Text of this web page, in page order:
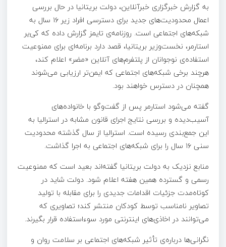
به گزارش خبرگزاری خبرآنلاین، دولت بریتانیا در حال بررسی
اعمال محدودیت‌های جدید برای دسترسی افراد زیر ۱۶ سال به
شبکه‌های اجتماعی است. روزنامه‌ی تایمز گزارش داده که کی‌یر
استارمر، نخست‌وزیر بریتانیا، قصد دارد برنامه‌ای برای ممنوعیت
استفاده‌ی نوجوانان از پلتفرم‌های آنلاین «مضر» اعلام کند،
هرچند برخی شبکه‌های اجتماعی که ایمن‌تر ارزیابی می‌شوند
همچنان در دسترس خواهند بود.
گفته می‌شود استارمر پس از گفت‌وگو با خانواده‌های
آسیب‌دیده و بررسی نتایج اجرای قانون مشابه در استرالیا به
این جمع‌بندی رسیده است. استرالیا از سال گذشته محدودیت
سنی ۱۶ سال را برای شبکه‌های اجتماعی به اجرا گذاشت.
منابع نزدیک به دولت بریتانیا گفته‌اند بعید است که ممنوعیت
رسمی و گسترده همین هفته اعلام شود. دولت شاید در
کوتاه‌مدت جزئیات اقدامات جدیدی را برای مقابله با تولید
تصاویر نامناسب توسط کودکان منتشر کند؛ تصاویری که
می‌توانند در اخاذی‌های اینترنتی مورد سوءاستفاده قرار بگیرند.
نگرانی‌ها درباره‌ی تأثیر شبکه‌های اجتماعی بر سلامت روان و